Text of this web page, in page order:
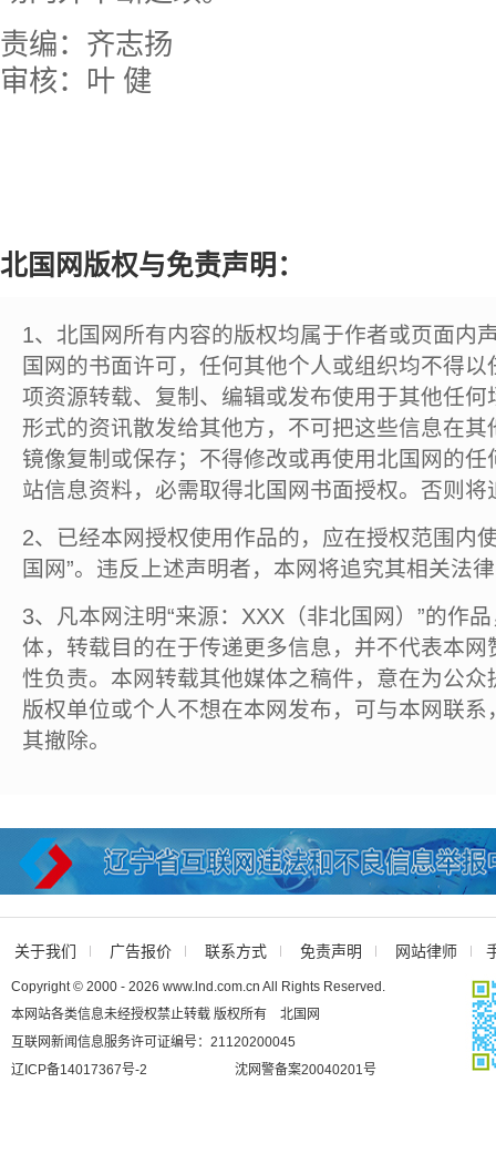
责编：齐志扬
审核：叶 健
北国网版权与免责声明：
1、北国网所有内容的版权均属于作者或页面内
国网的书面许可，任何其他个人或组织均不得
项资源转载、复制、编辑或发布使用于其他任
形式的资讯散发给其他方，不可把这些信息在
镜像复制或保存；不得修改或再使用北国网的
站信息资料，必需取得北国网书面授权。否则将
2、已经本网授权使用作品的，应在授权范围内
国网”。违反上述声明者，本网将追究其相关法
3、凡本网注明“来源：XXX（非北国网）”的作
体，转载目的在于传递更多信息，并不代表本
性负责。本网转载其他媒体之稿件，意在为公
版权单位或个人不想在本网发布，可与本网联
其撤除。
关于我们 广告报价 联系方式 免责声明 网站律师
Copyright © 2000 - 2026 www.lnd.com.cn All Rights Reserved.
本网站各类信息未经授权禁止转载 版权所有 北国网
互联网新闻信息服务许可证编号：21120200045
辽ICP备14017367号-2
沈网警备案20040201号